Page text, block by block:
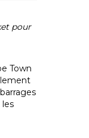
pour
Town
les